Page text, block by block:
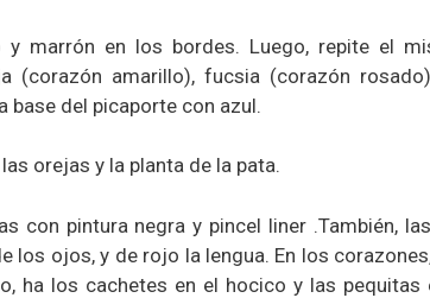
marrón en los bordes. Luego, repite el
(corazón amarillo), fucsia (corazón
base del picaporte con azul.
orejas y la planta de la pata.
con pintura negra y pincel liner .También,
los ojos, y de rojo la lengua. En los
ha los cachetes en el hocico y las pequitas